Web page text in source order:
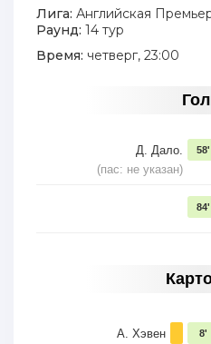
Лига: Английская
Раунд: 14 тур
Время: четверг, 23:00
Д. Дало.
(пас: не указан)
58'
84'
А. Хэвен 8'